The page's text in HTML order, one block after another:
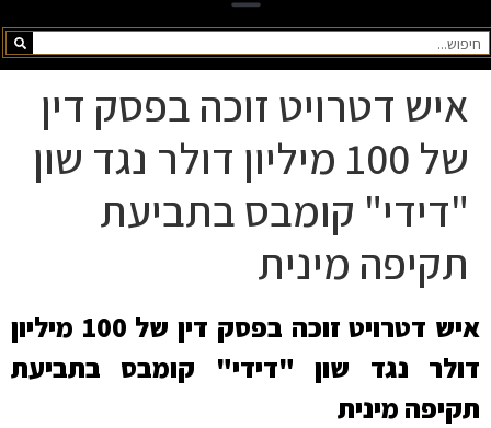
איש דטרויט זוכה בפסק דין
של 100 מיליון דולר נגד שון
"דידי" קומבס בתביעת
תקיפה מינית
איש דטרויט זוכה בפסק דין של 100 מיליון
דולר נגד שון "דידי" קומבס בתביעת
תקיפה מינית